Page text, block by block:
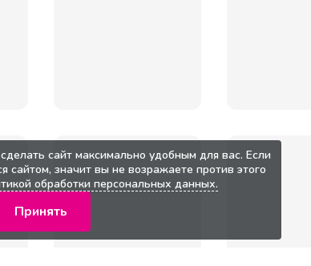
сайт максимально удобным для вас. Если
сайтом, значит вы не возражаете против этого
обработки персональных данных.
Принять